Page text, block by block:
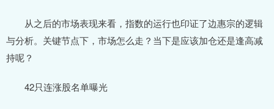
从之后的市场表现来看，指数的运行也印证了边惠宗的逻辑
与分析。关键节点下，市场怎么走？当下是应该加仓还是逢高减
持呢？
42只连涨股名单曝光